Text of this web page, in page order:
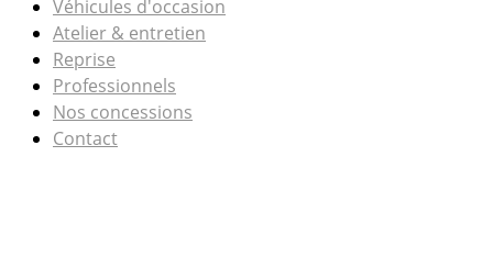
Véhicules d'occasion
Atelier & entretien
Reprise
Professionnels
Nos concessions
Contact